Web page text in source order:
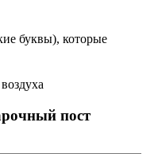
буквы), которые
пост